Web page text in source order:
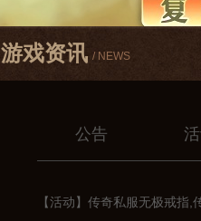
游戏资讯 / NEWS
公告
【活动】传奇私服无极戒指